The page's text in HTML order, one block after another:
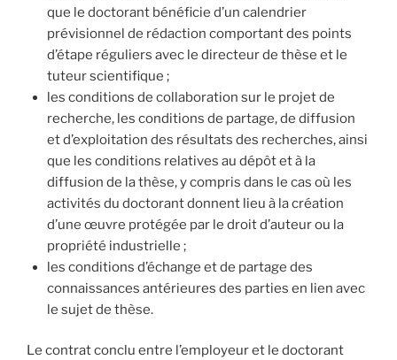
que le doctorant bénéficie d’un calendrier
prévisionnel de rédaction comportant des points
d’étape réguliers avec le directeur de thèse et le
tuteur scientifique ;
les conditions de collaboration sur le projet de
recherche, les conditions de partage, de diffusion
et d’exploitation des résultats des recherches, ainsi
que les conditions relatives au dépôt et à la
diffusion de la thèse, y compris dans le cas où les
activités du doctorant donnent lieu à la création
d’une œuvre protégée par le droit d’auteur ou la
propriété industrielle ;
les conditions d’échange et de partage des
connaissances antérieures des parties en lien avec
le sujet de thèse.
Le contrat conclu entre l’employeur et le doctorant